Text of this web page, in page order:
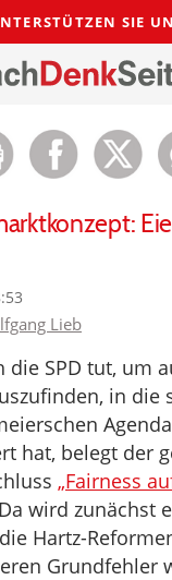
SIE
Lieb
die SPD tut, um
in die
hat, belegt der
„Fairness
wird zunächst
Hartz-
Grundfehler